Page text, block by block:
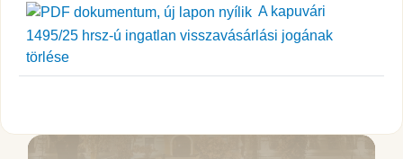
A kapuvári
1495/25 hrsz-ú ingatlan visszavásárlási jogának
törlése